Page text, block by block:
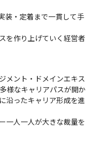
装・定着まで一貫して手
を作り上げていく経営者
メント・ドメインエキス
様なキャリアパスが開か
沿ったキャリア形成を進
一人一人が大きな裁量を